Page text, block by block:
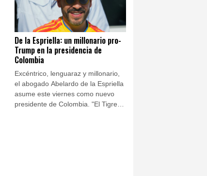
De la Espriella: un millonario pro-
Trump en la presidencia de
Colombia
Excéntrico, lenguaraz y millonario,
el abogado Abelardo de la Espriella
asume este viernes como nuevo
presidente de Colombia. "El Tigre",